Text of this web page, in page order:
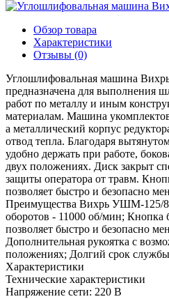
Обзор товара
Характеристики
Отзывы (0)
Углошлифовальная машина
предназначена для выполнения
работ по металлу и иным
материалам. Машина
а металлический корпус
отвод тепла. Благодаря
удобно держать при работе,
двух положениях. Диск закрыт
защиты оператора от травм.
позволяет быстро и безопасно
Преимущества Вихрь УШМ-125/
оборотов - 11000 об/мин; Кнопка
позволяет быстро и безопасно
Дополнительная рукоятка с
положениях; Долгий срок
Характеристики
Технические характеристики
Напряжение сети: 220 В